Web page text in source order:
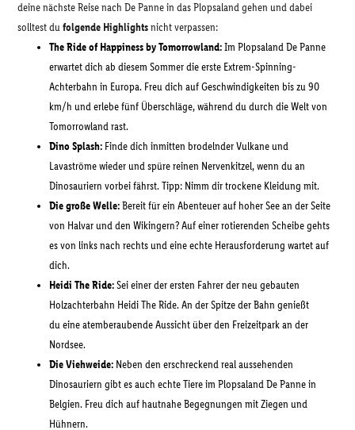
deine nächste Reise nach De Panne in das Plopsaland gehen und dabei
solltest dufolgende Highlightsnicht verpassen:
The Ride of Happiness by Tomorrowland:Im Plopsaland De Panne
erwartet dich ab diesem Sommer die erste Extrem-Spinning-
Achterbahn in Europa. Freu dich auf Geschwindigkeiten bis zu 90
km/h und erlebe fünf Überschläge, während du durch die Welt von
Tomorrowland rast.
Dino Splash: Finde dich inmitten brodelnder Vulkane und
Lavaströme wieder und spüre reinen Nervenkitzel, wenn du an
Dinosauriern vorbei fährst. Tipp: Nimm dir trockene Kleidung mit.
Die große Welle:Bereit für ein Abenteuer auf hoher See an der Seite
von Halvar und den Wikingern? Auf einer rotierenden Scheibe gehts
es von links nach rechts und eine echte Herausforderung wartet auf
dich.
Heidi The Ride:Sei einer der ersten Fahrer der neu gebauten
Holzachterbahn Heidi The Ride. An der Spitze der Bahn genießt
du eine atemberaubende Aussicht über den Freizeitpark an der
Nordsee.
Die Viehweide: Neben den erschreckend real aussehenden
Dinosauriern gibt es auch echte Tiere im Plopsaland De Panne in
Belgien. Freu dich auf hautnahe Begegnungen mit Ziegen und
Hühnern.